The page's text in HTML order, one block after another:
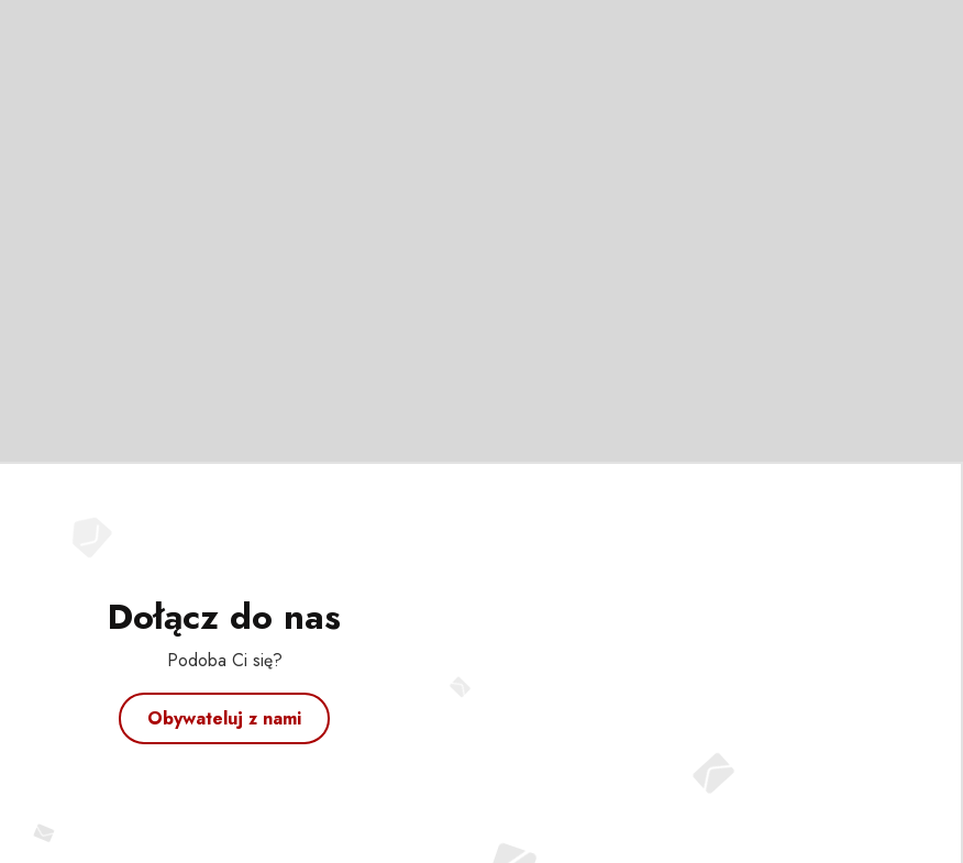
Dołącz do nas
Podoba Ci się?
Obywateluj z nami